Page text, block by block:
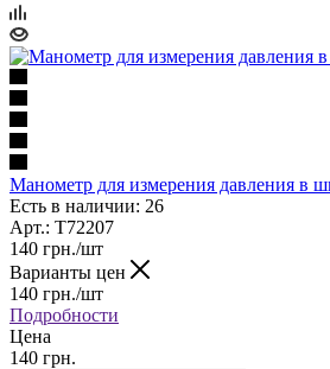
Манометр для измерения давления в
Есть в наличии: 26
Арт.: T72207
140 грн./шт
Варианты цен
140 грн./шт
Подробности
Цена
140 грн.